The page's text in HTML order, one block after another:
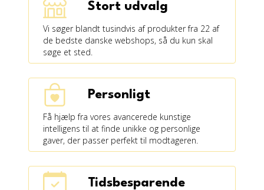
Stort udvalg
Vi søger blandt tusindvis af produkter fra 22 af
de bedste danske webshops, så du kun skal
søge et sted.
Personligt
Få hjælp fra vores avancerede kunstige
intelligens til at finde unikke og personlige
gaver, der passer perfekt til modtageren.
Tidsbesparende